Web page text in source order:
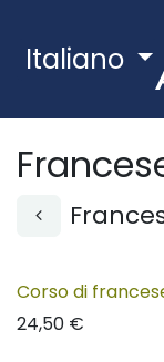
Italiano
Corso di
24,50 €